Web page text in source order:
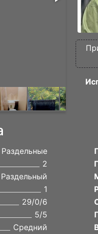
Раздельные
2
Раздельный
1
29/0/6
5/5
Средний